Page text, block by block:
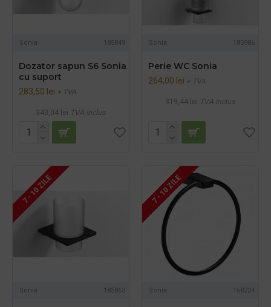
Sonia 185849
Dozator sapun S6 Sonia
cu suport
283,50 lei + TVA
343,04 lei TVA inclus
Sonia 185986
Perie WC Sonia
264,00 lei + TVA
319,44 lei TVA inclus
7 - 10 ZILE
Sonia 185863
7 - 10 ZILE
Sonia 168224